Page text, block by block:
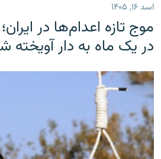
اسد ۱۶, ۱۴۰۵
در یک ماه به دار آویخته